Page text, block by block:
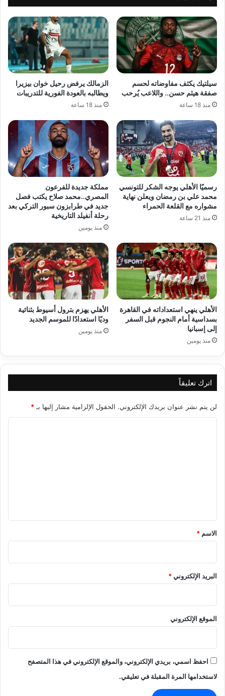
سيلتيك يكثف مفاوضاته لحسم
صفقة هيثم حسن.. واللاعب يُرحب
منذ 18 ساعة
الزمالك يرفض رحيل خوان بيزيرا
ويطالبه بالعودة الفورية للتدريبات
منذ 18 ساعة
رسميًا الأهلي يوجه الشكر للتونسي
محمد علي بن رمضان ويعلن نهاية
مشواره مع القلعة الحمراء
منذ 21 ساعة
مملكة جديدة للفرعون
المصري..محمد صلاح يكتب فصل
جديد في طرابزون سبور التركي بعد
رحلة أنفيلد التاريخية
منذ يومين
الأهلي ينهي استعداداته في القاهرة
بسداسية أمام النجوم قبل السفر
إلى إسبانيا
منذ يومين
الأهلي يهزم بترول أسيوط بثنائية
وديًا استعدادًا للموسم الجديد
منذ يومين
اترك تعليقاً
لن يتم نشر عنوان بريدك الإلكتروني. الحقول الإلزامية مشار إليها بـ *
*
الاسم *
البريد الإلكتروني*
الموقع الإلكتروني
احفظ اسمي، بريدي الإلكتروني، والموقع الإلكتروني في هذا المتصفح
لاستخدامها المرة المقبلة في تعليقي.